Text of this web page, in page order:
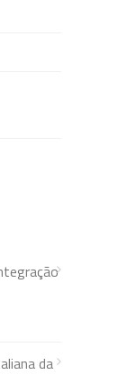
da